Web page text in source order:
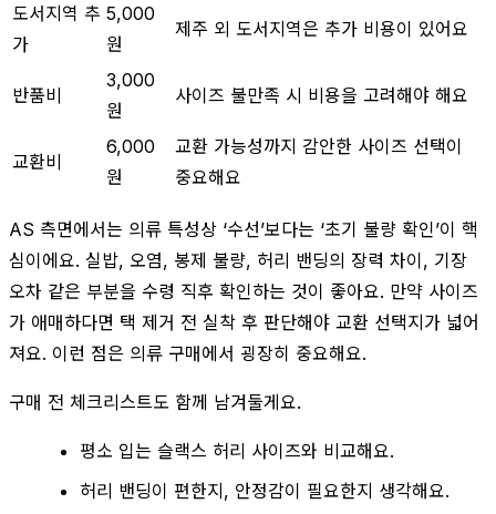
도서지역 추
가
5,000
원
제주 외 도서지역은 추가 비용이 있어요
반품비
3,000
원
사이즈 불만족 시 비용을 고려해야 해요
교환비
6,000
원
교환 가능성까지 감안한 사이즈 선택이
중요해요
AS 측면에서는 의류 특성상 ‘수선’보다는 ‘초기 불량 확인’이 핵
심이에요. 실밥, 오염, 봉제 불량, 허리 밴딩의 장력 차이, 기장
오차 같은 부분을 수령 직후 확인하는 것이 좋아요. 만약 사이즈
가 애매하다면 택 제거 전 실착 후 판단해야 교환 선택지가 넓어
져요. 이런 점은 의류 구매에서 굉장히 중요해요.
구매 전 체크리스트도 함께 남겨둘게요.
평소 입는 슬랙스 허리 사이즈와 비교해요.
허리 밴딩이 편한지, 안정감이 필요한지 생각해요.